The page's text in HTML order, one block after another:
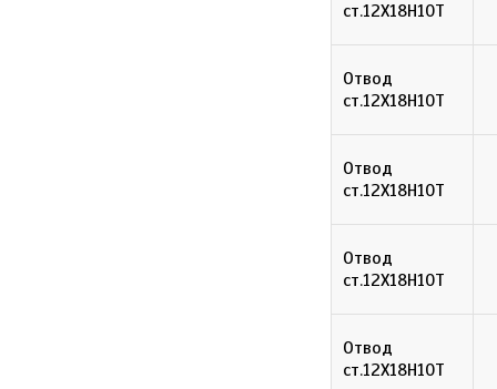
ст.12Х18Н10Т
Отвод
ст.12Х18Н10Т
Отвод
ст.12Х18Н10Т
Отвод
ст.12Х18Н10Т
Отвод
ст.12Х18Н10Т